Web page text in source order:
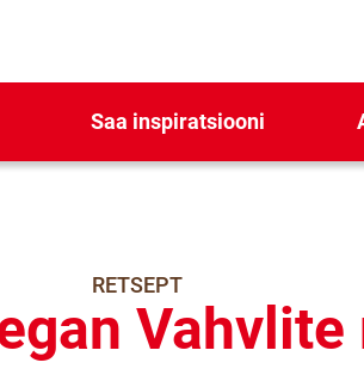
Saa inspiratsiooni
RETSEPT